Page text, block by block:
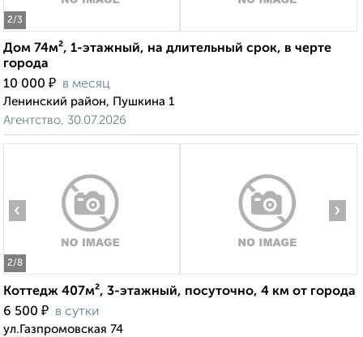
2/3
Дом 74м², 1-этажный, на длительный срок, в черте
города
10 000 ₽ в месяц
Ленинский район, Пушкина 1
Агентство, 30.07.2026
2/8
‹ ›
Коттедж 407м², 3-этажный, посуточно, 4 км от города
6 500 ₽ в сутки
ул.Газпромовская 74